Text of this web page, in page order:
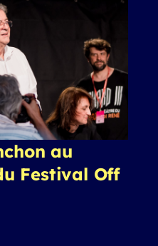
au
Festival Off